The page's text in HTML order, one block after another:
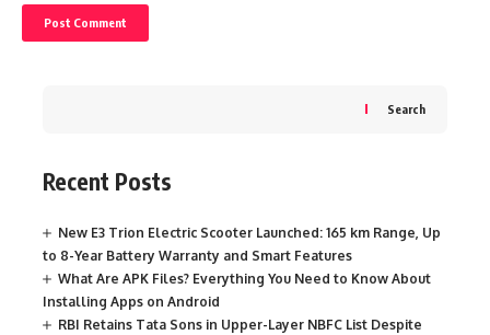
Search
Recent Posts
New E3 Trion Electric Scooter Launched: 165 km Range, Up
to 8-Year Battery Warranty and Smart Features
What Are APK Files? Everything You Need to Know About
Installing Apps on Android
RBI Retains Tata Sons in Upper-Layer NBFC List Despite